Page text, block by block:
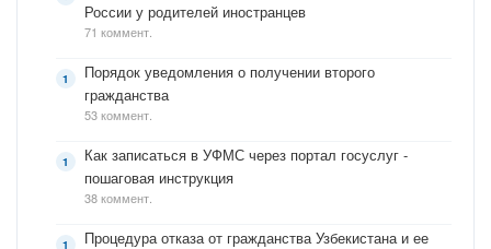
России у родителей иностранцев
71 коммент.
Порядок уведомления о получении второго
гражданства
53 коммент.
Как записаться в УФМС через портал госуслуг -
пошаговая инструкция
38 коммент.
Процедура отказа от гражданства Узбекистана и ее